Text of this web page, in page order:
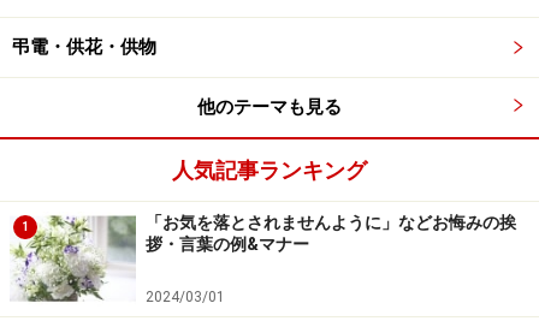
弔電・供花・供物
他のテーマも見る
人気記事ランキング
1
「お気を落とされませんように」などお悔みの挨
拶・言葉の例&マナー
2024/03/01